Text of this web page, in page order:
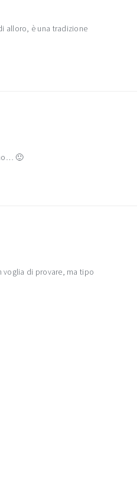
alloro, è una tradizione
🙂
voglia di provare, ma tipo